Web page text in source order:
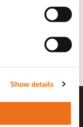
Show details
till i varukorg
svart 2xl med avant-